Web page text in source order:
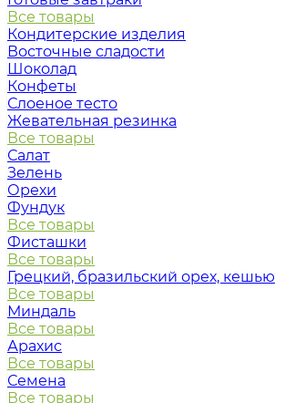
Все товары
Кондитерские изделия
Восточные сладости
Шоколад
Конфеты
Слоеное тесто
Жевательная резинка
Все товары
Салат
Зелень
Орехи
Фундук
Все товары
Фисташки
Все товары
Грецкий, бразильский орех, кешью
Все товары
Миндаль
Все товары
Арахис
Все товары
Семена
Все товары